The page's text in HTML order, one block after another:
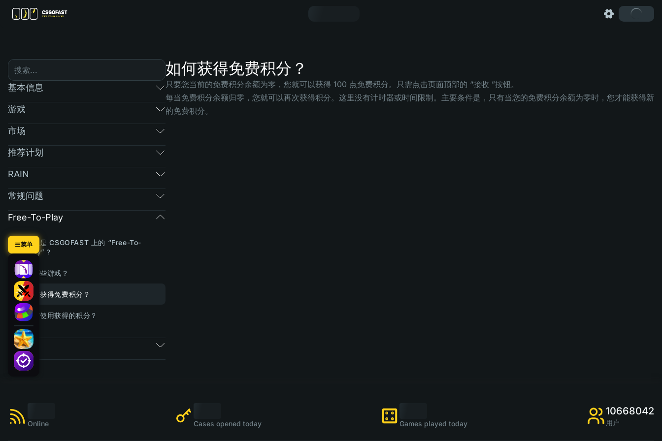
菜单
基本信息
游戏
市场
推荐计划
RAIN
常规问题
Free-To-Play
什么是 CSGOFAST 上的 “Free-To-
Play”？
有哪些游戏？
如何获得免费积分？
如何使用获得的积分？
票券
如何获得免费积分？
只要您当前的免费积分余额为零，您就可以获得 100 点免费积分。只需点击页面顶部的 “接收 ”按钮。
每当免费积分余额归零，您就可以再次获得积分。这里没有计时器或时间限制。主要条件是，只有当您的免费积分余额为零时，您才能获得新
的免费积分。
Online Cases opened today Games played today
10668042
用户